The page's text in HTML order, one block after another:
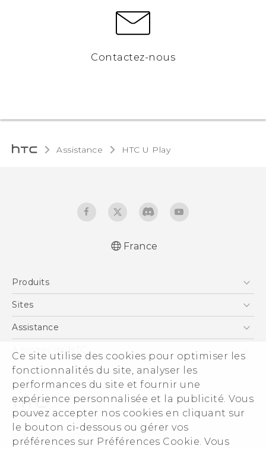
Ce site utilise des cookies pour optimiser les
fonctionnalités du site, analyser les
performances du site et fournir une
expérience personnalisée et la publicité. Vous
pouvez accepter nos cookies en cliquant sur
le bouton ci-dessous ou gérer vos
préférences sur Préférences Cookie. Vous
Contactez-nous
Assistance HTC U Play‎
réglementation
English - Safety and regulatory guide
France
Produits
Smartphones
Vive
Accessoires
Sites
HTC Vive
HTC Pro
Assistance
eCommerce Support
À propos de HTC
ESG
Informations sur la société
Sécurité du produit
Politique de confidentialité
Cookie Preferences
© 2011-2026 HTC Corporation